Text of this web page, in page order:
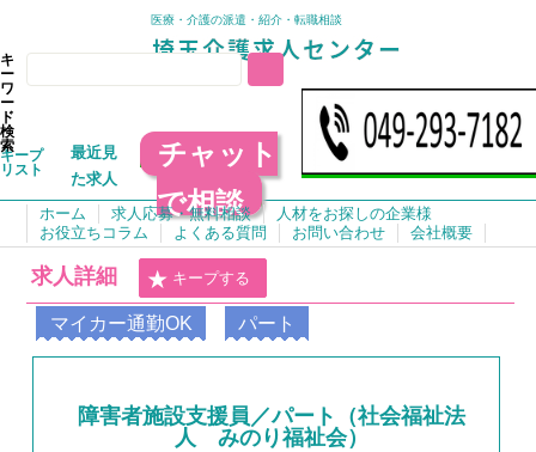
医療・介護の派遣・紹介・転職相談
キ
ー
ワ
ー
ド
検
索
キープ
リスト
最近見
た求人
チャット
で相談
ホーム 求人応募・無料相談
人材をお探しの企業様
お役立ちコラム
よくある質問 お問い合わせ 会社概要
求人詳細 キープする
マイカー通勤OK パート
障害者施設支援員／パート（社会福祉法
人 みのり福祉会）